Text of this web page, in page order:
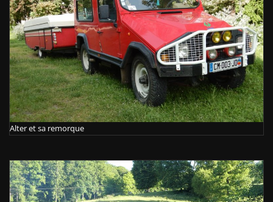
Alter et sa remorque